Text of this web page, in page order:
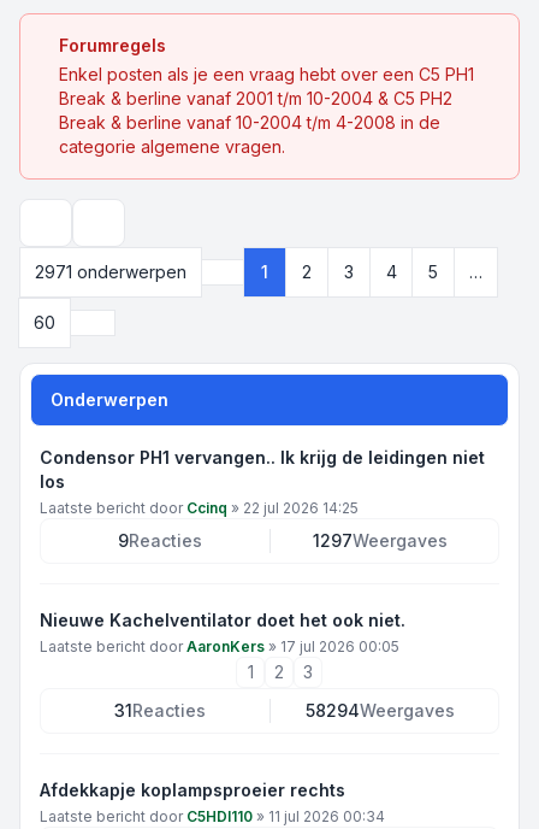
Forumregels
Enkel posten als je een vraag hebt over een C5 PH1
Break & berline vanaf 2001 t/m 10-2004 & C5 PH2
Break & berline vanaf 10-2004 t/m 4-2008 in de
categorie algemene vragen.
2971 onderwerpen
Pagina van
1 2 3 4 5 …
60
Onderwerpen
Condensor PH1 vervangen.. Ik krijg de leidingen niet
los
Laatste bericht door Ccinq » 22 jul 2026 14:25
9Reacties 1297Weergaves
Nieuwe Kachelventilator doet het ook niet.
Laatste bericht doorAaronKers » 17 jul 2026 00:05
1 2
3
31Reacties 58294Weergaves
Afdekkapje koplampsproeier rechts
Laatste bericht door C5HDI110 » 11 jul 2026 00:34